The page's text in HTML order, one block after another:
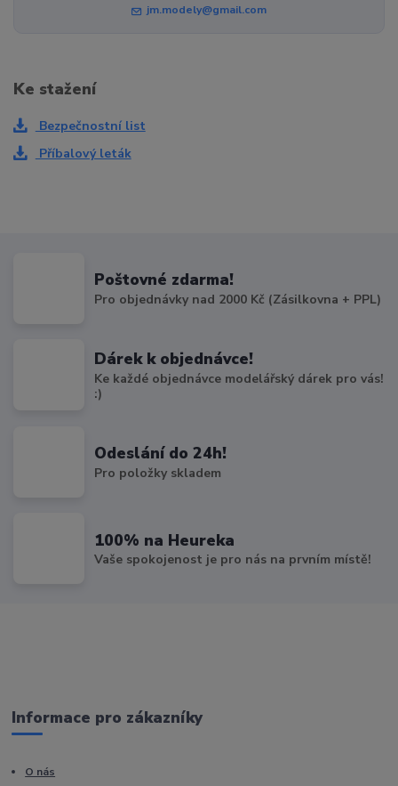
jm.modely@gmail.com
Ke stažení
Bezpečnostní list
Příbalový leták
Poštovné zdarma!
Pro objednávky nad 2000 Kč (Zásilkovna + PPL)
Dárek k objednávce!
Ke každé objednávce modelářský dárek pro vás!
:)
Odeslání do 24h!
Pro položky skladem
100% na Heureka
Vaše spokojenost je pro nás na prvním místě!
Informace pro zákazníky
O nás